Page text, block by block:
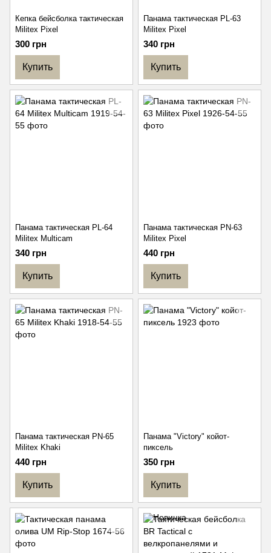
Кепка бейсболка тактическая
Militex Pixel
300 грн
Купить
Панама тактическая РL-63
Militex Pixel
340 грн
Купить
Панама тактическая РL-64
Militex Multicam
340 грн
Купить
Панама тактическая PN-63
Militex Pixel
440 грн
Купить
Панама тактическая PN-65
Militex Khaki
440 грн
Купить
Панама "Victory" койот-
пиксель
350 грн
Купить